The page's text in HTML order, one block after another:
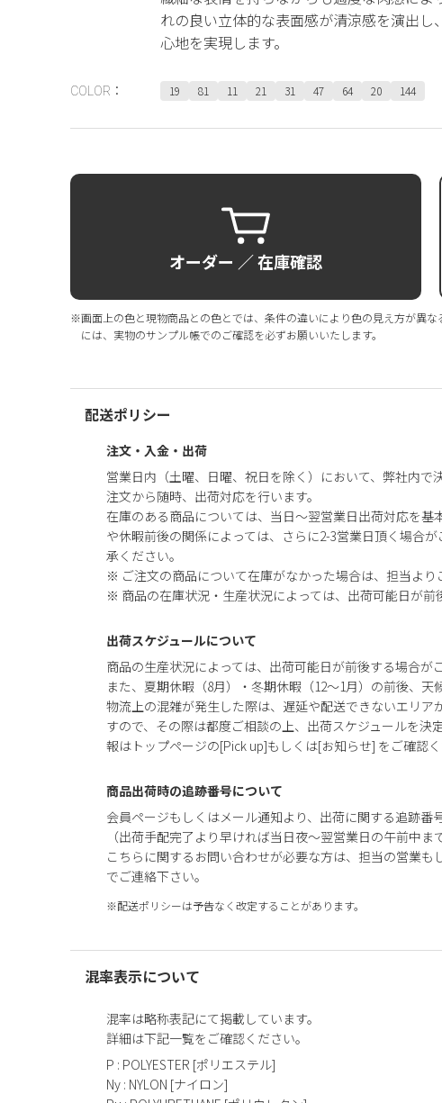
れの良い立体的な表面感が清涼感を演出し
心地を実現します。
COLOR： 19 81 11 21 31 47 64 20 144
オーダー ／ 在庫確認
※画面上の色と現物商品との色とでは、条件の違いにより色の見え方が異
には、実物のサンプル帳でのご確認を必ずお願いいたします。
配送ポリシー
注文・入金・出荷
営業日内（土曜、日曜、祝日を除く）において、弊社内で
注文から随時、出荷対応を行います。
在庫のある商品については、当日～翌営業日出荷対応を基
や休暇前後の関係によっては、さらに2-3営業日頂く場合
承ください。
※ ご注文の商品について在庫がなかった場合は、担当より
※ 商品の在庫状況・生産状況によっては、出荷可能日が前
出荷スケジュールについて
商品の生産状況によっては、出荷可能日が前後する場合が
また、夏期休暇（8月）・冬期休暇（12～1月）の前後、天
物流上の混雑が発生した際は、遅延や配送できないエリア
すので、その際は都度ご相談の上、出荷スケジュールを決
報はトップページの[Pick up]もしくは[お知らせ] をご確認く
商品出荷時の追跡番号について
会員ページもしくはメール通知より、出荷に関する追跡番
（出荷手配完了より早ければ当日夜～翌営業日の午前中ま
こちらに関するお問い合わせが必要な方は、担当の営業も
でご連絡下さい。
※配送ポリシーは予告なく改定することがあります。
混率表示について
混率は略称表記にて掲載しています。
詳細は下記一覧をご確認ください。
P : POLYESTER [ポリエステル]
Ny : NYLON [ナイロン]